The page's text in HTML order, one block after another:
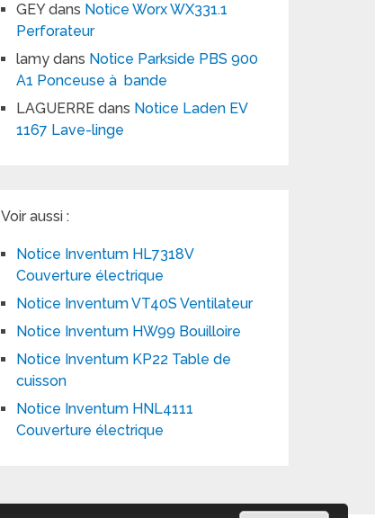
GEYdans Notice Worx WX331.1
Perforateur
lamy dans Notice Parkside PBS 900
A1 Ponceuse à bande
LAGUERRE dans Notice Laden EV
1167 Lave-linge
Voir aussi :
Notice Inventum HL7318V
Couverture électrique
Notice Inventum VT40S Ventilateur
Notice Inventum HW99 Bouilloire
Notice Inventum KP22 Table de
cuisson
Notice Inventum HNL4111
Couverture électrique